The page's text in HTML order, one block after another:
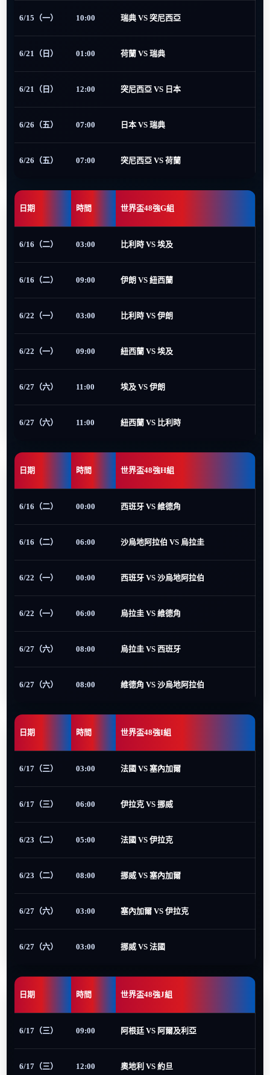
6/15（一） 10:00 瑞典 VS 突尼西亞
6/21（日） 01:00 荷蘭 VS 瑞典
6/21（日） 12:00 突尼西亞 VS 日本
6/26（五） 07:00 日本 VS 瑞典
6/26（五） 07:00 突尼西亞 VS 荷蘭
日期 時間 世界盃48強G組
6/16（二） 03:00 比利時 VS 埃及
6/16（二） 09:00 伊朗 VS 紐西蘭
6/22（一） 03:00 比利時 VS 伊朗
6/22（一） 09:00 紐西蘭 VS 埃及
6/27（六） 11:00 埃及 VS 伊朗
6/27（六） 11:00 紐西蘭 VS 比利時
日期 時間 世界盃48強H組
6/16（二） 00:00 西班牙 VS 維德角
6/16（二） 06:00 沙烏地阿拉伯 VS 烏拉圭
6/22（一） 00:00 西班牙 VS 沙烏地阿拉伯
6/22（一） 06:00 烏拉圭 VS 維德角
6/27（六） 08:00 烏拉圭 VS 西班牙
6/27（六） 08:00 維德角 VS 沙烏地阿拉伯
日期 時間 世界盃48強I組
6/17（三） 03:00 法國 VS 塞內加爾
6/17（三） 06:00 伊拉克 VS 挪威
6/23（二） 05:00 法國 VS 伊拉克
6/23（二） 08:00 挪威 VS 塞內加爾
6/27（六） 03:00 塞內加爾 VS 伊拉克
6/27（六） 03:00 挪威 VS 法國
日期 時間 世界盃48強J組
6/17（三） 09:00 阿根廷 VS 阿爾及利亞
6/17（三） 12:00 奧地利 VS 約旦